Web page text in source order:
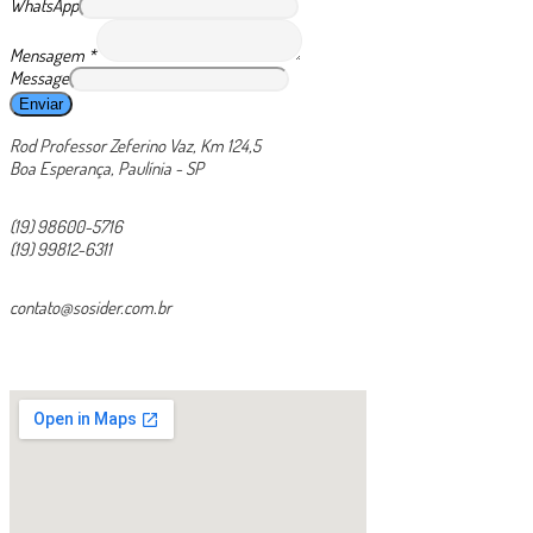
WhatsApp
Mensagem *
Message
Enviar
Rod Professor Zeferino Vaz, Km 124,5
Boa Esperança, Paulínia - SP
(19) 98600-5716
(19) 99812-6311
contato@sosider.com.br